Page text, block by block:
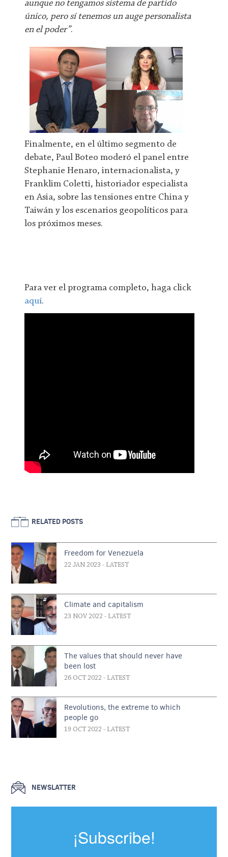
aunque no tengamos sistema de partido
único, pero sí tenemos un auge personalista
en el poder”.
Finalmente, en el último segmento de
debate, Paul Boteo moderó el panel entre
Stephanie Henaro, internacionalista, y
Franklim Coletti, historiador especialista
en Asia, sobre las tensiones entre China y
Taiwán y los escenarios geopolíticos para
los próximos meses.
Para ver el programa completo, haga click
aquí.
RELATED POSTS
Freedom for Venezuela
22 JAN 2023 - LATEST
Climate and capitalism
23 NOV 2022 - LATEST
The values that should never have
been lost
26 OCT 2022 - LATEST
Revolutions, the extreme to which
people go
19 OCT 2022 - LATEST
NEWSLATTER
¡Subscribe!